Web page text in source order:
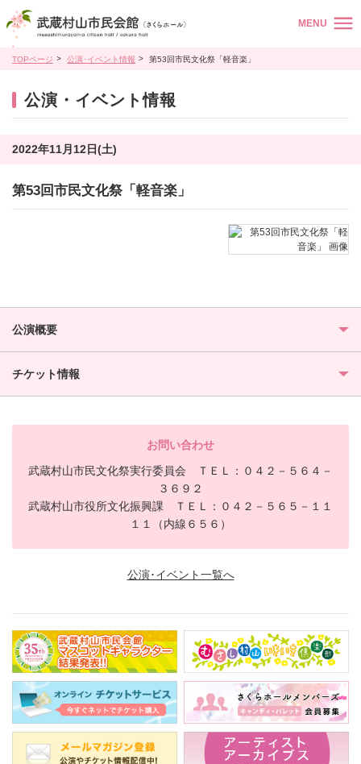
MENU
TOPページ 公演･イベント情報 第53回市民文化祭「軽音楽」
公演・イベント情報
2022年11月12日(土)
第53回市民文化祭「軽音楽」
公演概要
チケット情報
お問い合わせ
武蔵村山市民文化祭実行委員会 ＴＥＬ：０４２－５６４－
３６９２
武蔵村山市役所文化振興課 ＴＥＬ：０４２－５６５－１１
１１（内線６５６）
公演･イベント一覧へ